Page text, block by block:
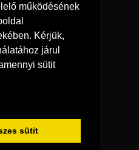
működésének
Kérjük,
járul
sütit
sütit
cikkek
fizetés
feltételek